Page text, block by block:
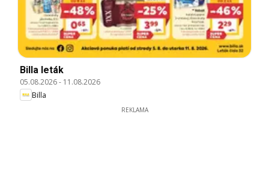
Billa leták
05.08.2026- 11.08.2026
Billa
REKLAMA